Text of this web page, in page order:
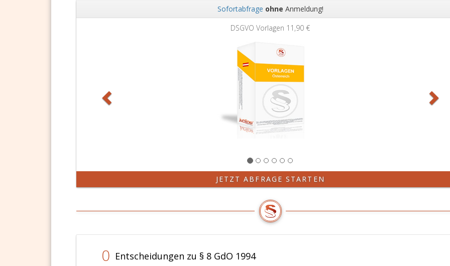
Sofortabfrage ohne Anmeldung!
DSGVO Vorlagen 11,90 €
JETZT ABFRAGE STARTEN
0 Entscheidungen zu § 8 GdO 1994